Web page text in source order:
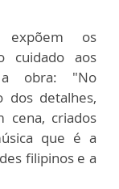
os
cuidado aos
a obra: "No
dos detalhes,
cena, criados
que é a
filipinos e a